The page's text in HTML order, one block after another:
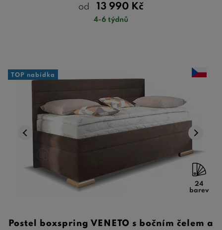
od 13 990 Kč
4-6 týdnů
TOP nabídka
24
barev
Postel boxspring VENETO s bočním čelem a